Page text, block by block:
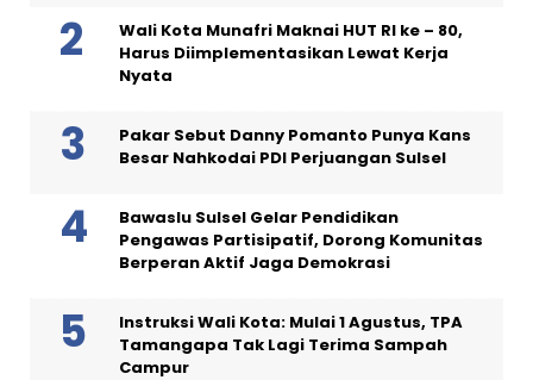
Wali Kota Munafri Maknai HUT RI ke – 80,
Harus Diimplementasikan Lewat Kerja
Nyata
Pakar Sebut Danny Pomanto Punya Kans
Besar Nahkodai PDI Perjuangan Sulsel
Bawaslu Sulsel Gelar Pendidikan
Pengawas Partisipatif, Dorong Komunitas
Berperan Aktif Jaga Demokrasi
Instruksi Wali Kota: Mulai 1 Agustus, TPA
Tamangapa Tak Lagi Terima Sampah
Campur